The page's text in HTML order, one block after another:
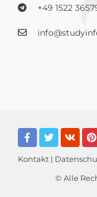
+49 1522
Kontakt |
© Alle